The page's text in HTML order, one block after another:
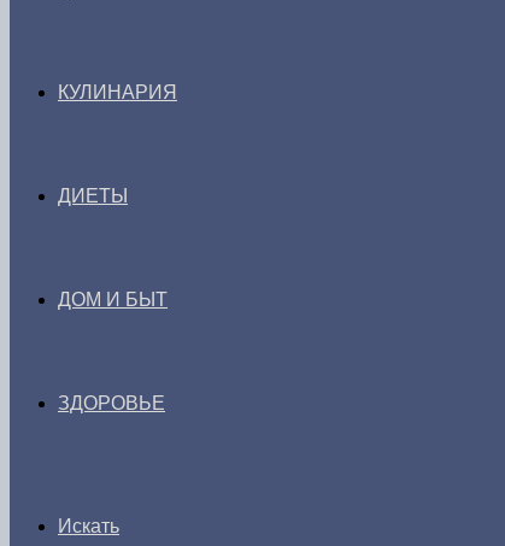
КУЛИНАРИЯ
ДИЕТЫ
ДОМ И БЫТ
ЗДОРОВЬЕ
Искать